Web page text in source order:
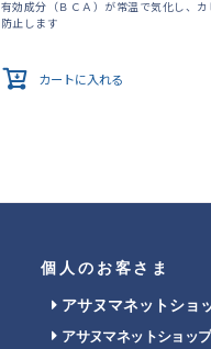
有効成分（ＢＣＡ）が常温で気化し、カ
防止します
カートに入れる
個人のお客さま
アサヌマネットショ
アサヌマネットショッ